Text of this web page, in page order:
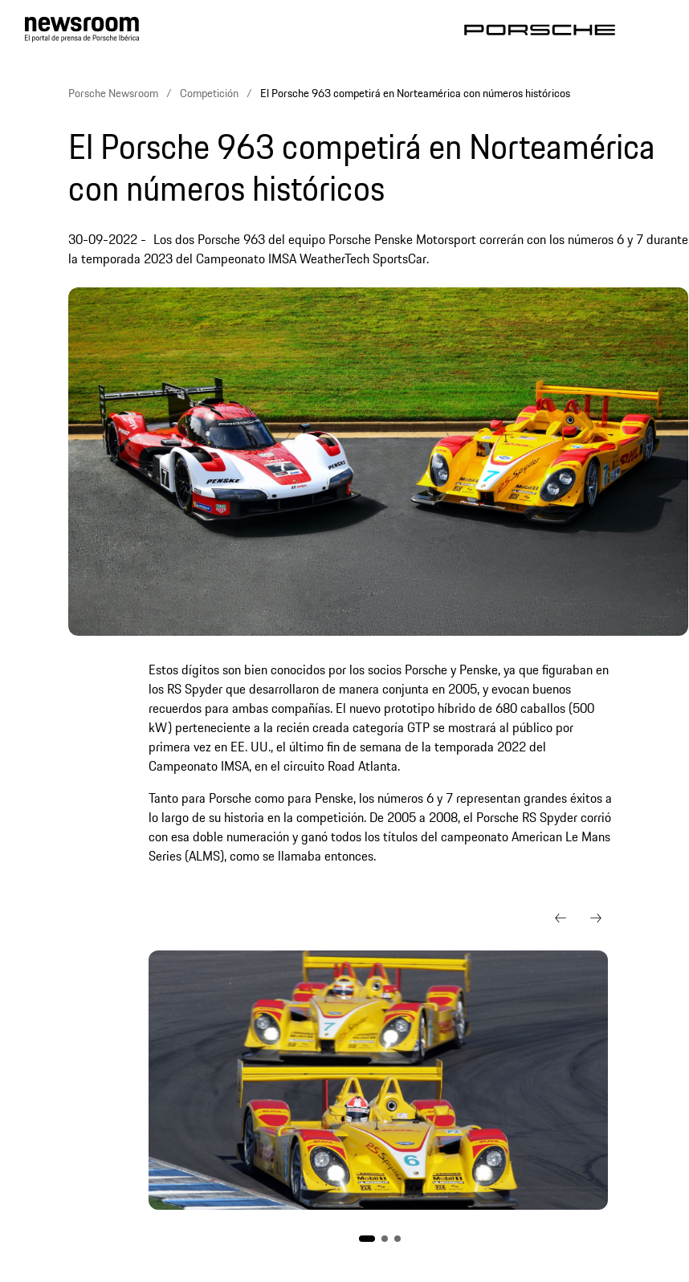
Porsche Newsroom Competición El Porsche 963 competirá en Norteamérica con números históricos
El Porsche 963 competirá en Norteamérica
con números históricos
30-09-2022
Los dos Porsche 963 del equipo Porsche Penske Motorsport correrán con los números 6 y 7 durante
la temporada 2023 del Campeonato IMSA WeatherTech SportsCar.
Estos dígitos son bien conocidos por los socios Porsche y Penske, ya que figuraban en
los RS Spyder que desarrollaron de manera conjunta en 2005, y evocan buenos
recuerdos para ambas compañías. El nuevo prototipo híbrido de 680 caballos (500
kW) perteneciente a la recién creada categoría GTP se mostrará al público por
primera vez en EE. UU., el último fin de semana de la temporada 2022 del
Campeonato IMSA, en el circuito Road Atlanta.
Tanto para Porsche como para Penske, los números 6 y 7 representan grandes éxitos a
lo largo de su historia en la competición. De 2005 a 2008, el Porsche RS Spyder corrió
con esa doble numeración y ganó todos los títulos del campeonato American Le Mans
Series (ALMS), como se llamaba entonces.